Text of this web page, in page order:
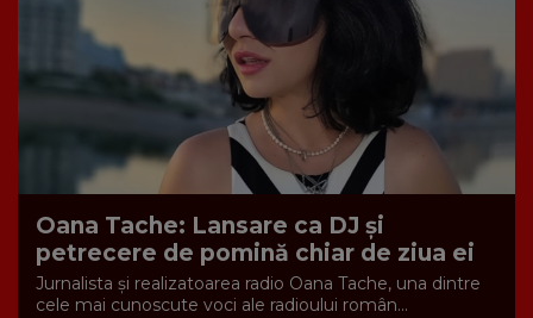
Oana Tache: Lansare ca DJ și
petrecere de pomină chiar de ziua ei
Jurnalista și realizatoarea radio Oana Tache, una dintre
cele mai cunoscute voci ale radioului român...